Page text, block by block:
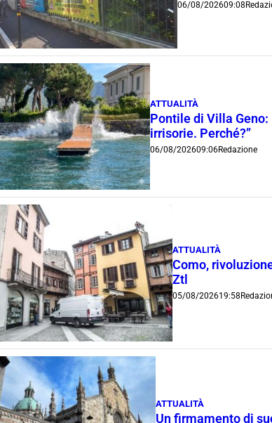
06/08/202609:08
ATTUALITÀ
Pontile di Villa
irrisorie. Perché?”
06/08/202609:06Redazione
ATTUALITÀ
Como,
Ztl
05/08/202619:58
ATTUALITÀ
Un firmamento di